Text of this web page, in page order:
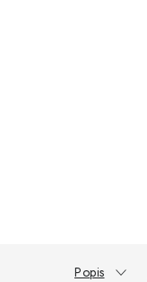
Popis